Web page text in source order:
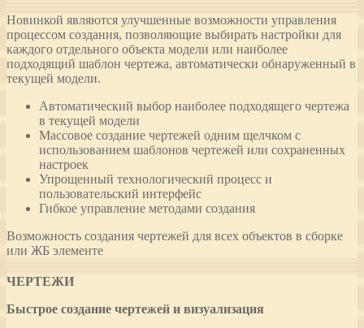
Новинкой являются улучшенные возможности управления
процессом создания, позволяющие выбирать настройки для
каждого отдельного объекта модели или наиболее
подходящий шаблон чертежа, автоматически обнаруженный в
текущей модели.
Автоматический выбор наиболее подходящего чертежа
в текущей модели
Массовое создание чертежей одним щелчком с
использованием шаблонов чертежей или сохраненных
настроек
Упрощенный технологический процесс и
пользовательский интерфейс
Гибкое управление методами создания
Возможность создания чертежей для всех объектов в сборке
или ЖБ элементе
ЧЕРТЕЖИ
Быстрое создание чертежей и визуализация